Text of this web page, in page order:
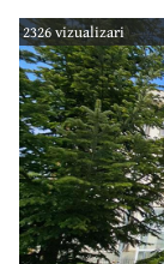
Orizontului.
2326 vizualizari